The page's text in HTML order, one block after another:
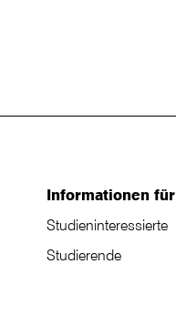
Informationen für
Studieninteressierte
Studierende